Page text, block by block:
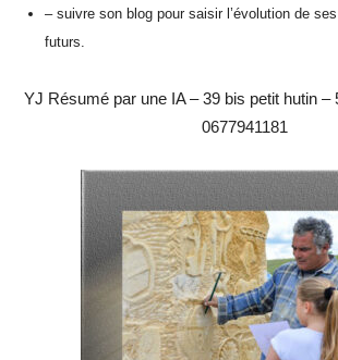
– suivre son blog pour saisir l’évolution de
futurs.
YJ Résumé par une IA – 39 bis petit hutin –
0677941181